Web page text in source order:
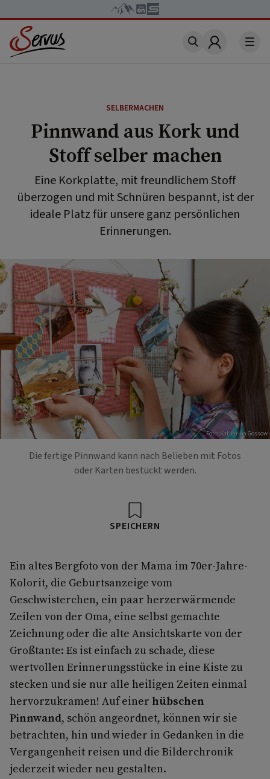
Account
SELBERMACHEN
Pinnwand aus Kork und
Stoff selber machen
Eine Korkplatte, mit freundlichem Stoff
überzogen und mit Schnüren bespannt, ist der
ideale Platz für unsere ganz persönlichen
Erinnerungen.
Foto: Katharina Gossow
Die fertige Pinnwand kann nach Belieben mit Fotos
oder Karten bestückt werden.
SPEICHERN
Ein altes Bergfoto von der Mama im 70er-Jahre-
Kolorit, die Geburtsanzeige vom
Geschwisterchen, ein paar herzerwärmende
Zeilen von der Oma, eine selbst gemachte
Zeichnung oder die alte Ansichtskarte von der
Großtante: Es ist einfach zu schade, diese
wertvollen Erinnerungsstücke in eine Kiste zu
stecken und sie nur alle heiligen Zeiten einmal
hervorzukramen! Auf einer hübschen
Pinnwand, schön angeordnet, können wir sie
betrachten, hin und wieder in Gedanken in die
Vergangenheit reisen und die Bilderchronik
jederzeit wieder neu gestalten.